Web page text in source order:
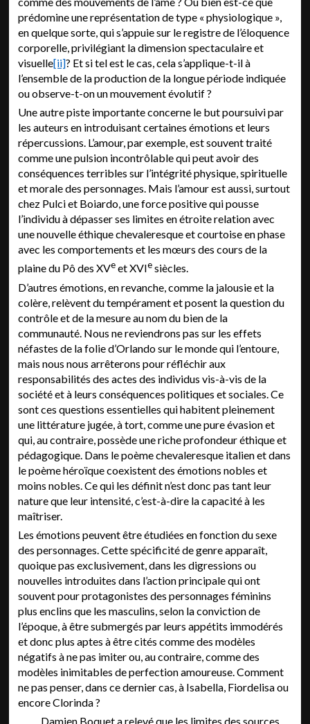
prédomine une représentation de type « physiologique »,
en quelque sorte, qui s’appuie sur le registre de l’éloquence
corporelle, privilégiant la dimension spectaculaire et
visuelle[ii]? Et si tel est le cas, cela s’applique-t-il à
l’ensemble de la production de la longue période indiquée
ou observe-t-onun mouvement évolutif ?
Une autre piste importante concerne le but poursuivi par
les auteurs en introduisant certaines émotions et leurs
répercussions. L’amour, par exemple, est souvent traité
comme une pulsion incontrôlable qui peut avoir des
conséquences terribles sur l’intégrité physique, spirituelle
et morale des personnages. Mais l’amour est aussi, surtout
chez Pulci et Boiardo, une force positive qui pousse
l’individu à dépasser ses limites en étroite relation avec
une nouvelle éthique chevaleresque et courtoise en phase
avec les comportements et les mœurs des cours de la
plaine du Pô des XVeet XVIesiècles.
D’autres émotions, en revanche, comme la jalousie et la
colère, relèvent du tempérament et posent la question du
contrôle et de la mesure au nom du bien de la
communauté. Nous ne reviendrons pas sur les effets
néfastes de la folie d’Orlando sur le monde qui l’entoure,
mais nous nous arrêterons pour réfléchir aux
responsabilités des actes des individus vis-à-vis de la
société et à leurs conséquences politiques et sociales. Ce
sont ces questions essentielles qui habitent pleinement
une littérature jugée, à tort, comme une pure évasion et
qui, au contraire, possède une riche profondeur éthique et
pédagogique. Dans le poème chevaleresque italien et dans
le poème héroïque coexistent des émotions nobles et
moins nobles. Ce qui les définit n’est donc pas tant leur
nature que leur intensité, c’est-à-dire la capacité à les
maîtriser.
Les émotions peuvent être étudiées en fonction du sexe
des personnages. Cette spécificité de genre apparaît,
quoiquepas exclusivement, dans les digressions ou
nouvelles introduites dans l’action principale qui ont
souvent pour protagonistes des personnages féminins
plus enclins que les masculins, selon la conviction de
l’époque, à être submergés par leurs appétits immodérés
et donc plus aptes à être cités comme des modèles
négatifs à ne pas imiter ou, au contraire, comme des
modèles inimitables de perfection amoureuse. Comment
ne pas penser, dans ce dernier cas, à Isabella, Fiordelisa ou
encore Clorinda ?
Damien Boquet a relevé que les limites des sources